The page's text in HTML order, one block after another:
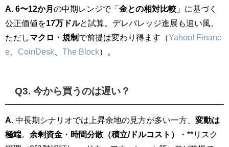
A. 6〜12か月 の中期レンジで「 金との相対比較 」に基づく
公正価値を17万ドルと試算。デレバレッジ進展も追い風。
ただし マクロ・規制 で前提は変わり得ます（Yahoo! Financ
e
CoinDesk The Block）。
Q3. 今から買うのは遅い？
A. 中長期シナリオでは上昇余地の見方が多い一方、 変動は
極端
余剰資金 ・ 時間分散（積立/ドルコスト）
・**リスク